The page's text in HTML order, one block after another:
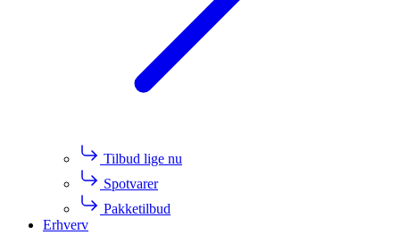
Tilbud lige nu
Spotvarer
Pakketilbud
Erhverv